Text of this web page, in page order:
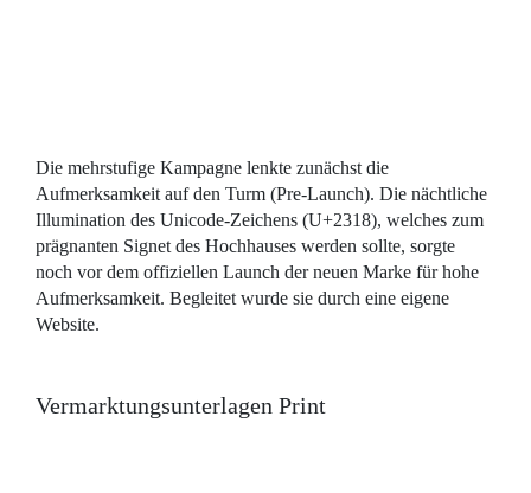
Die mehrstufige Kampagne lenkte zunächst die
Aufmerksamkeit auf den Turm (Pre-Launch). Die nächtliche
Illumination des Unicode-Zeichens (U+2318), welches zum
prägnanten Signet des Hochhauses werden sollte, sorgte
noch vor dem offiziellen Launch der neuen Marke für hohe
Aufmerksamkeit. Begleitet wurde sie durch eine eigene
Website.
Vermarktungsunterlagen Print